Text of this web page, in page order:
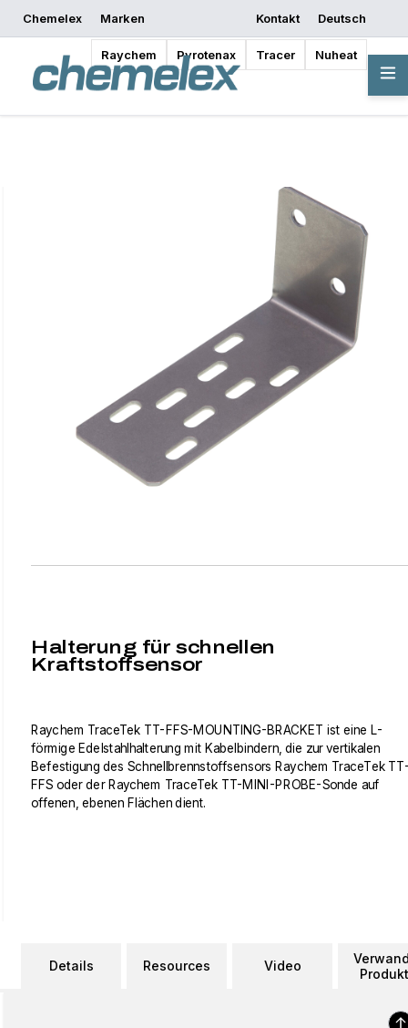
Chemelex Marken
Raychem Pyrotenax Tracer Nuheat
Kontakt
Deutsch
Angebot anfordern
Bezugsquellen
Mit dem Entwerfen
Übersicht
Halterung für schnellen
Kraftstoffsensor
Raychem TraceTek TT-FFS-MOUNTING-BRACKET ist eine L-
förmige Edelstahlhalterung mit Kabelbindern, die zur vertikalen
Befestigung des Schnellbrennstoffsensors Raychem TraceTek
FFS oder der Raychem TraceTek TT-MINI-PROBE-Sonde auf
offenen, ebenen Flächen dient.
Details Resources Video